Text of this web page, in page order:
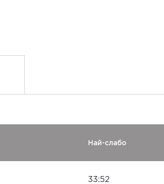
Най-слабо
33:52